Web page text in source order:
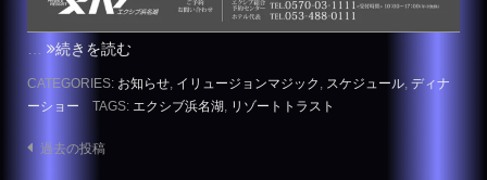
続きを読む
CATEGORIES: お知らせ イリュージョンマジック スケジュール ディナ
ーショー
TAGS: エクシブ浜名湖, リゾートトラスト
投過去の投稿